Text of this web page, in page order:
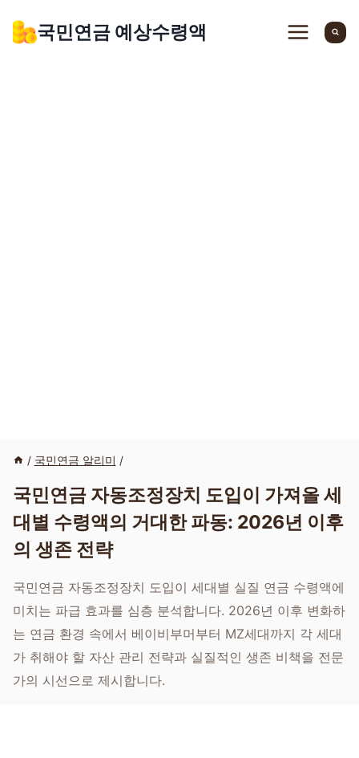
국민연금 예상수령액
/ 국민연금 알리미 /
국민연금 자동조정장치 도입이 가져올 세
대별 수령액의 거대한 파동: 2026년 이후
의 생존 전략
국민연금 자동조정장치 도입이 세대별 실질 연금 수령액에
미치는 파급 효과를 심층 분석합니다. 2026년 이후 변화하
는 연금 환경 속에서 베이비부머부터 MZ세대까지 각 세대
가 취해야 할 자산 관리 전략과 실질적인 생존 비책을 전문
가의 시선으로 제시합니다.